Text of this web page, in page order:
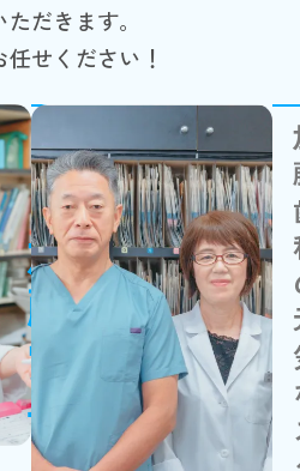
だきます。
せください！
副院長
加藤賞子 加